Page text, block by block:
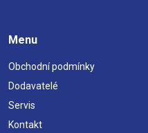
Menu
Obchodní podmínky
Dodavatelé
Servis
Kontakt